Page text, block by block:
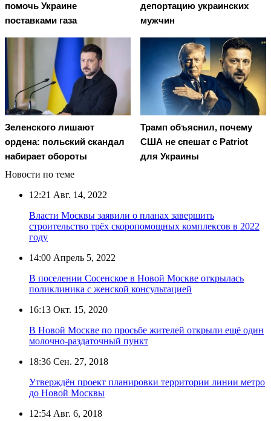
помочь Украине
поставками газа
депортацию украинских
мужчин
Зеленского лишают
ордена: польский скандал
набирает обороты
Трамп объяснил, почему
США не спешат с Patriot
для Украины
Новости по теме
12:21 Авг. 14, 2022
Власти Москвы заявили о планах завершить
строительство трёх скоропомощных комплексов в 2022
году
14:00 Апрель 5, 2022
В поселении Сосенское в Новой Москве открылась
поликлиника с женской консультацией
16:13 Окт. 15, 2020
В Новой Москве по просьбе жителей открыли ещё один
молочно-раздаточный пункт
18:36 Сен. 27, 2018
Утверждён проект планировки территории линии метро
до Новой Москвы
12:54 Авг. 6, 2018